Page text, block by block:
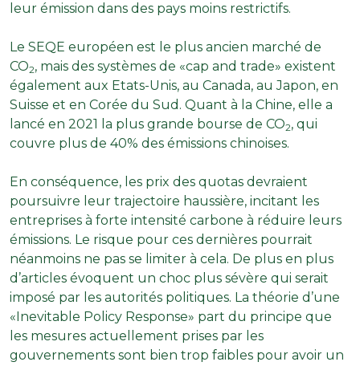
leur émission dans des pays moins restrictifs.
Le SEQE européen est le plus ancien marché de
CO2, mais des systèmes de «cap and trade» existent
également aux Etats-Unis, au Canada, au Japon, en
Suisse et en Corée du Sud. Quant à la Chine, elle a
lancé en 2021 la plus grande bourse de CO2, qui
couvre plus de 40% des émissions chinoises.
En conséquence, les prix des quotas devraient
poursuivre leur trajectoire haussière, incitant les
entreprises à forte intensité carbone à réduire leurs
émissions. Le risque pour ces dernières pourrait
néanmoins ne pas se limiter à cela. De plus en plus
d’articles évoquent un choc plus sévère qui serait
imposé par les autorités politiques. La théorie d’une
«Inevitable Policy Response» part du principe que
les mesures actuellement prises par les
gouvernements sont bien trop faibles pour avoir un